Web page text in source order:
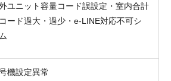
ユニット容量コード誤設定・室内合計
ード過大・過少・e-LINE対応不可シ
機設定異常